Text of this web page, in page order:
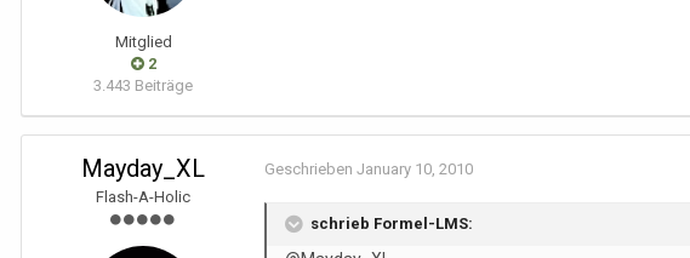
Mitglied
2
3.443 Beiträge
Mayday_XL
Flash-A-Holic
Geschrieben January 10, 2010
schrieb Formel-LMS: